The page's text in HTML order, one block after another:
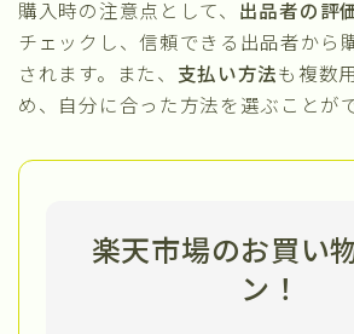
購入時の注意点として、 出品者の評
チェックし、信頼できる出品者から
されます。また、 支払い方法も複数
め、自分に合った方法を選ぶことが
楽天市場のお買い
ン！